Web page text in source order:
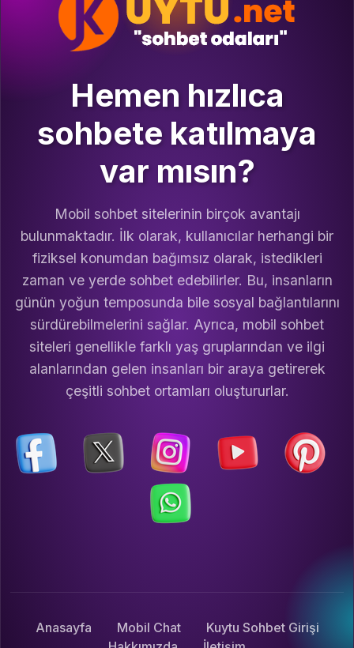
Hemen hızlıca
sohbete katılmaya
var mısın?
Mobil sohbet sitelerinin birçok avantajı
bulunmaktadır. İlk olarak, kullanıcılar herhangi bir
fiziksel konumdan bağımsız olarak, istedikleri
zaman ve yerde sohbet edebilirler. Bu, insanların
günün yoğun temposunda bile sosyal bağlantılarını
sürdürebilmelerini sağlar. Ayrıca, mobil sohbet
siteleri genellikle farklı yaş gruplarından ve ilgi
alanlarından gelen insanları bir araya getirerek
çeşitli sohbet ortamları oluştururlar.
Anasayfa Mobil Chat
Kuytu Sohbet Girişi